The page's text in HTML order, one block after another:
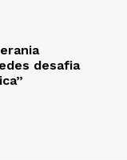
desafia